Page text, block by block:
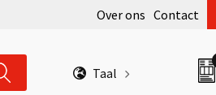
Over ons Contact
Taal